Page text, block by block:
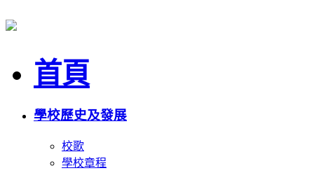
首頁
學校歷史及發展
校歌
學校章程